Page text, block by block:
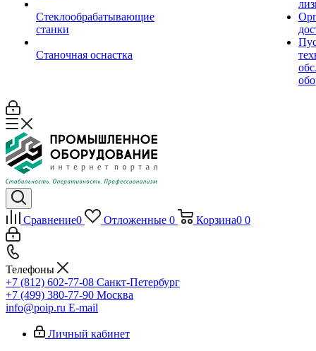
Стеклообрабатывающие
станки
Станочная оснастка
Сравнение0 Отложенные 0 Корзина0 0
Телефоны
+7 (812) 602-77-08 Санкт-Петербург
+7 (499) 380-77-90 Москва
info@poip.ru E-mail
Личный кабинет